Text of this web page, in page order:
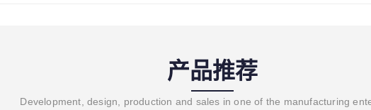
产品推荐
Development, design, production and sales in one of the manufacturing